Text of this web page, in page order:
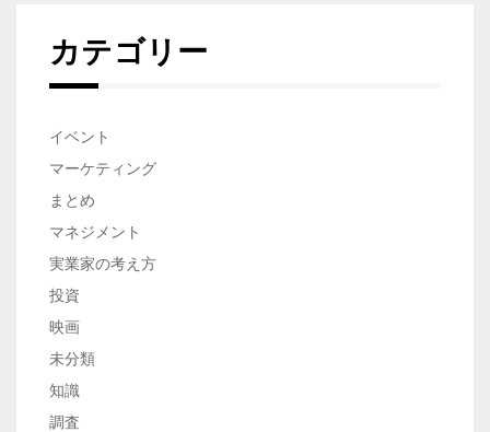
カテゴリー
イベント
マーケティング
まとめ
マネジメント
実業家の考え方
投資
映画
未分類
知識
調査